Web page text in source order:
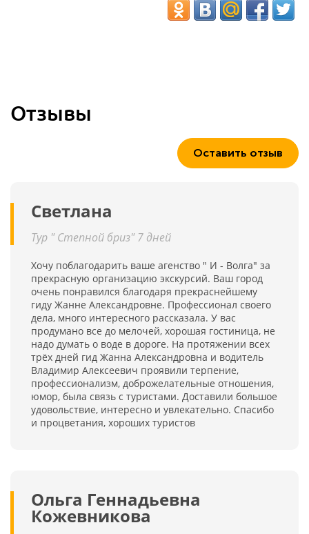
Отзывы
Оставить отзыв
Светлана
Тур " Степной бриз" 7 дней
Хочу поблагодарить ваше агенство " И - Волга" за
прекрасную организацию экскурсий. Ваш город
очень понравился благодаря прекраснейшему
гиду Жанне Александровне. Профессионал своего
дела, много интересного рассказала. У вас
продумано все до мелочей, хорошая гостиница, не
надо думать о воде в дороге. На протяжении всех
трёх дней гид Жанна Александровна и водитель
Владимир Алексеевич проявили терпение,
профессионализм, доброжелательные отношения,
юмор, была связь с туристами. Доставили большое
удовольствие, интересно и увлекательно. Спасибо
и процветания, хороших туристов
Ольга Геннадьевна
Кожевникова